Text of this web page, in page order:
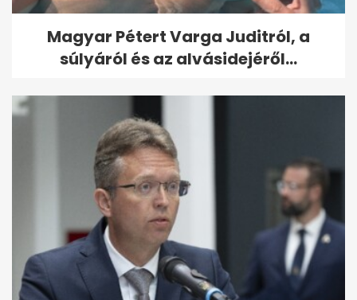
Magyar Pétert Varga Juditról, a
súlyáról és az alvásidejéről...